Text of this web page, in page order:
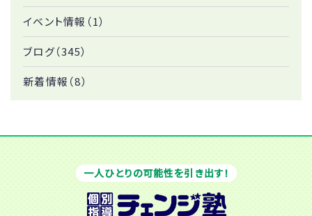
イベント情報（1）
ブログ（345）
新着情報（8）
一人ひとりの可能性を引き出す！